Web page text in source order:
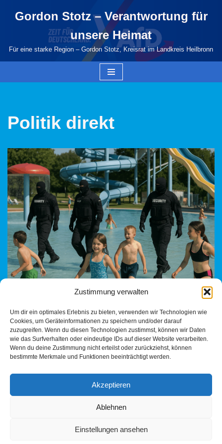
Zustimmung verwalten
Um dir ein optimales Erlebnis zu bieten, verwenden wir Technologien wie
Cookies, um Geräteinformationen zu speichern und/oder darauf
zuzugreifen. Wenn du diesen Technologien zustimmst, können wir Daten
wie das Surfverhalten oder eindeutige IDs auf dieser Website verarbeiten.
Wenn du deine Zustimmung nicht erteilst oder zurückziehst, können
bestimmte Merkmale und Funktionen beeinträchtigt werden.
Akzeptieren
Ablehnen
Einstellungen ansehen
springen
Gordon Stotz – Verantwortung für
unsere Heimat
Für eine starke Region – Gordon Stotz, Kreisrat im Landkreis Heilbronn
Politik direkt
deutschen Freibädern. Wer schützt eigentlich noch die
Anständigen?